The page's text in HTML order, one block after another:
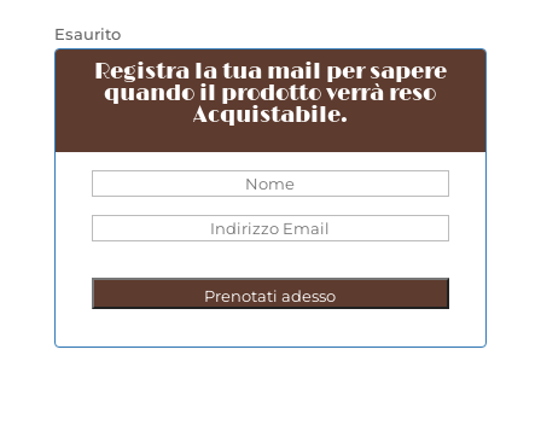
Esaurito
Registra la tua mail per sapere
quando il prodotto verrà reso
Acquistabile.